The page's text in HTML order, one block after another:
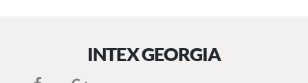
INTEX GEORGIA